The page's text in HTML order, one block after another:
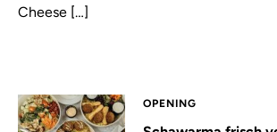
Cheese […]
OPENING